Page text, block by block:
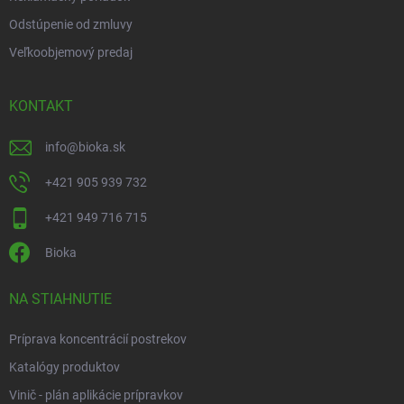
Odstúpenie od zmluvy
Veľkoobjemový predaj
KONTAKT
info@bioka.sk
+421 905 939 732
+421 949 716 715
Bioka
NA STIAHNUTIE
Príprava koncentrácií postrekov
Katalógy produktov
Vinič - plán aplikácie prípravkov